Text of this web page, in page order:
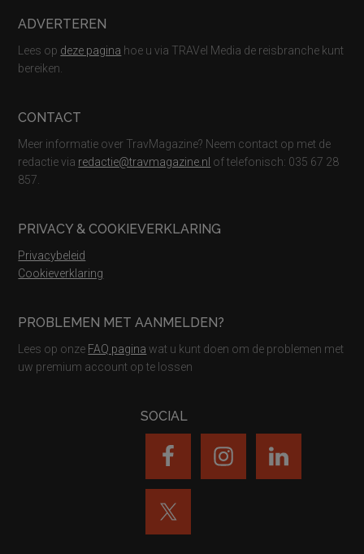
ADVERTEREN
Lees op deze pagina hoe u via TRAVel Media de reisbranche kunt
bereiken.
CONTACT
Meer informatie over TravMagazine? Neem contact op met de
redactie via redactie@travmagazine.nl of telefonisch: 035 67 28
857.
PRIVACY & COOKIEVERKLARING
Privacybeleid
Cookieverklaring
PROBLEMEN MET AANMELDEN?
Lees op onze FAQ pagina wat u kunt doen om de problemen met
uw premium account op te lossen
SOCIAL